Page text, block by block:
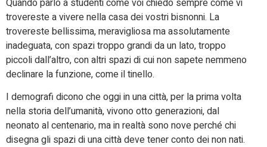
Quando parlo a studenti come voi chiedo sempre come vi
trovereste a vivere nella casa dei vostri bisnonni. La
trovereste bellissima, meravigliosa ma assolutamente
inadeguata, con spazi troppo grandi da un lato, troppo
piccoli dall’altro, con altri spazi di cui non sapete nemmeno
declinare la funzione, come il tinello.
I demografi dicono che oggi in una città, per la prima volta
nella storia dell’umanità, vivono otto generazioni, dal
neonato al centenario, ma in realtà sono nove perché chi
disegna gli spazi di una città deve tener conto dei non nati.